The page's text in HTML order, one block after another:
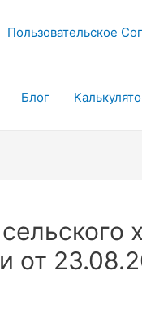
Пользовательское
Блог
от